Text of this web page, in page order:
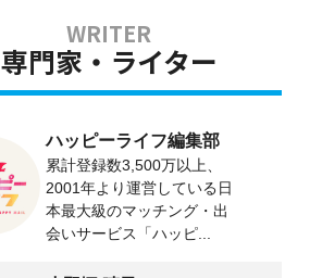
専門家・ライター
ハッピーライフ編集部
累計登録数3,500万以上、
2001年より運営している日
本最大級のマッチング・出
会いサービス「ハッピ...